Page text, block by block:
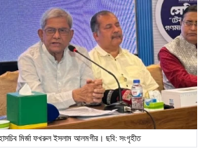
মির্জা ফখরুল ইসলাম আলমগীর। ছবি: সংগৃহীত